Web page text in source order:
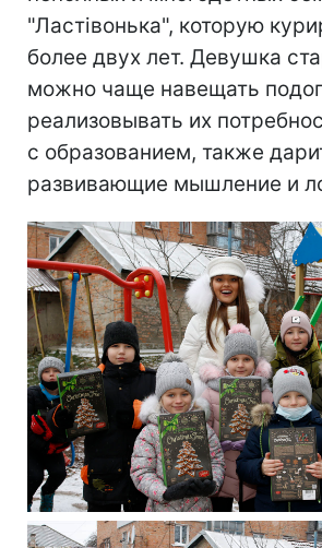
"Ластівонька", которую
более двух лет. Девушка
можно чаще навещать
реализовывать их
с образованием, также
развивающие мышление и